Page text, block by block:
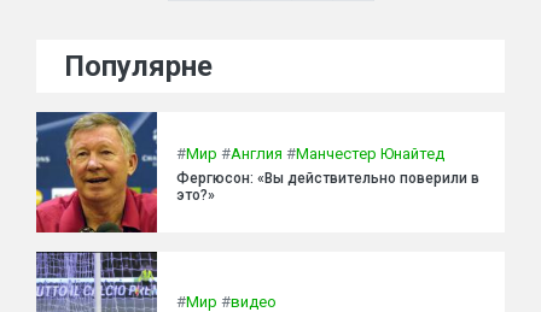
Популярне
#Мир #Англия #Манчестер Юнайтед
Фергюсон: «Вы действительно поверили в
это?»
#Мир #видео